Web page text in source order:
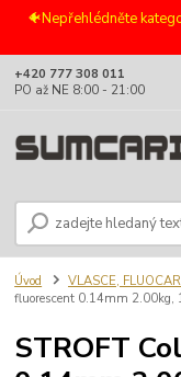
🐠Nepřehlédněte
+420 777 308 011
PO až NE 8:00 - 21:00
Úvod VLASCE,
fluorescent 0.14mm 2.00kg,
STROFT